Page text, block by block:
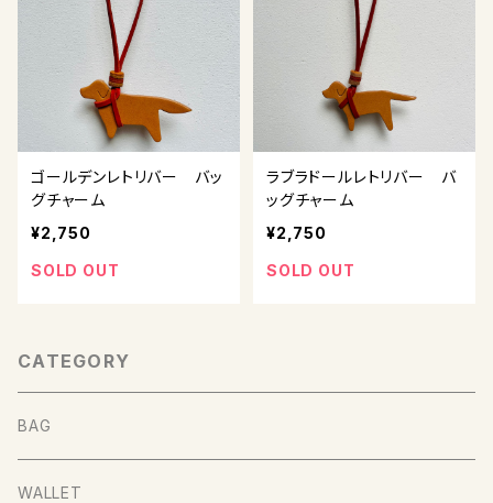
ゴールデンレトリバー バッ
グチャーム
¥2,750
SOLD OUT
ラブラドールレトリバー バ
ッグチャーム
¥2,750
SOLD OUT
CATEGORY
BAG
WALLET